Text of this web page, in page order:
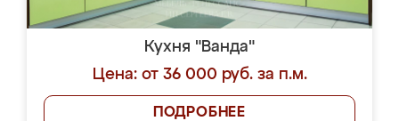
Кухня "Ванда"
Цена: от 36 000 руб. за п.м.
ПОДРОБНЕЕ